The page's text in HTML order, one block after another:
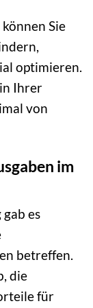
Sie
optimieren.
Ihrer
von
im
es
betreffen.
die
für